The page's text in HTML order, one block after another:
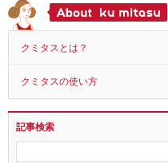
クミタスとは？
クミタスの使い方
記事検索